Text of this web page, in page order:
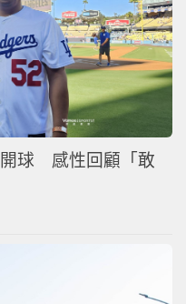
開球 感性回顧「敢